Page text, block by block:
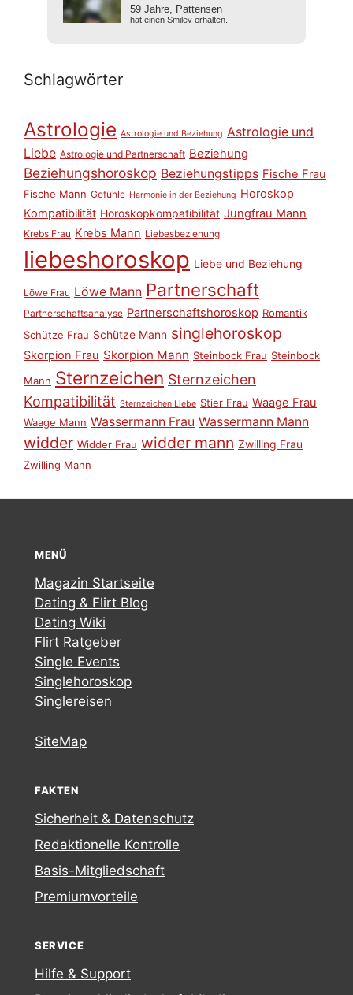
Schlagwörter
Astrologie Astrologie und Beziehung Astrologie und
Liebe Astrologie und Partnerschaft Beziehung
Beziehungshoroskop Beziehungstipps Fische Frau
Fische Mann Gefühle Harmonie in der Beziehung Horoskop
Kompatibilität Horoskopkompatibilität Jungfrau Mann
Krebs Frau Krebs Mann Liebesbeziehung
liebeshoroskop Liebe und Beziehung
Löwe Frau Löwe Mann Partnerschaft
Partnerschaftsanalyse Partnerschaftshoroskop Romantik
Schütze Frau Schütze Mann singlehoroskop
Skorpion Frau Skorpion Mann Steinbock Frau Steinbock
Mann Sternzeichen Sternzeichen
Kompatibilität Sternzeichen Liebe Stier Frau Waage Frau
Waage Mann Wassermann Frau Wassermann Mann
widder Widder Frau widder mann Zwilling Frau
Zwilling Mann
MENÜ
Magazin Startseite
Dating & Flirt Blog
Dating Wiki
Flirt Ratgeber
Single Events
Singlehoroskop
Singlereisen
SiteMap
FAKTEN
Sicherheit & Datenschutz
Redaktionelle Kontrolle
Basis-Mitgliedschaft
Premiumvorteile
SERVICE
Hilfe & Support